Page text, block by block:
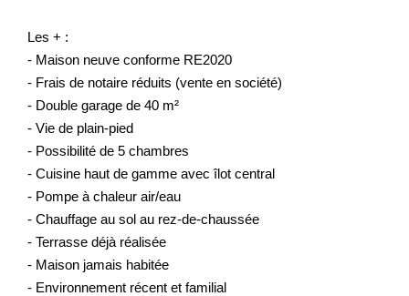
Les + :
- Maison neuve conforme RE2020
- Frais de notaire réduits (vente en société)
- Double garage de 40 m²
- Vie de plain-pied
- Possibilité de 5 chambres
- Cuisine haut de gamme avec îlot central
- Pompe à chaleur air/eau
- Chauffage au sol au rez-de-chaussée
- Terrasse déjà réalisée
- Maison jamais habitée
- Environnement récent et familial